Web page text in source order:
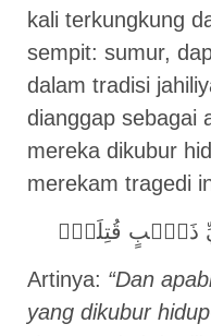
kali terkungkung
sempit: sumur,
dalam tradisi
dianggap sebagai
mereka dikubur
merekam tragedi
Artinya: “Dan
yang dikubur